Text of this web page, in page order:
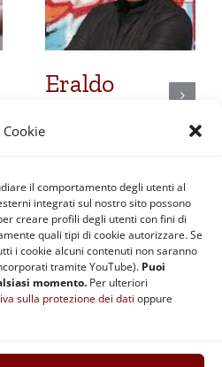
Cookie
il comportamento degli utenti al
integrati sul nostro sito possono
creare profili degli utenti con fini di
quali tipi di cookie autorizzare. Se
i cookie alcuni contenuti non saranno
tramite YouTube). Puoi
momento. Per ulteriori
sulla protezione dei dati oppure
Eraldo
umana
26 Ottobre 2018